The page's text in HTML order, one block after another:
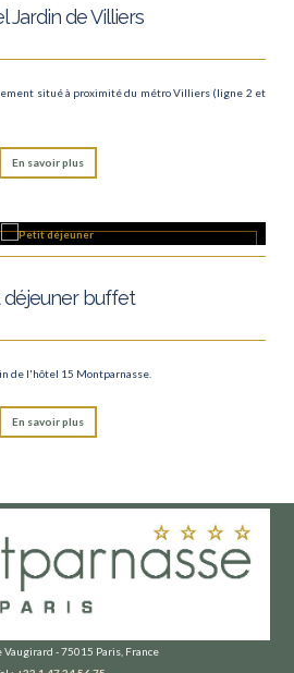
Jardin de Villiers
situé à proximité du métro Villiers (ligne 2 et
En savoir plus
déjeuner buffet
de l'hôtel 15 Montparnasse.
En savoir plus
Vaugirard - 75015 Paris, France